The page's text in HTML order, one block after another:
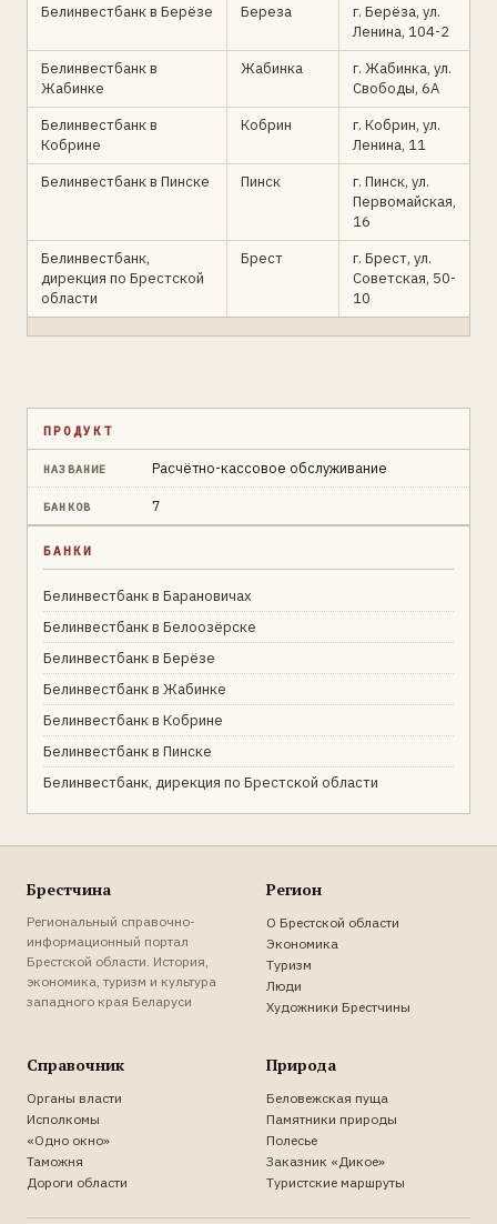
Белинвестбанк в Берёзе
Береза
г. Берёза, ул.
Ленина, 104-2
Белинвестбанк в
Жабинке
Жабинка
г. Жабинка, ул.
Свободы, 6А
Белинвестбанк в
Кобрине
Кобрин
г. Кобрин, ул.
Ленина, 11
Белинвестбанк в Пинске
Пинск
г. Пинск, ул.
Первомайская,
16
Белинвестбанк,
дирекция по Брестской
области
Брест
г. Брест, ул.
Советская, 50-
10
ПРОДУКТ
НАЗВАНИЕ Расчётно-кассовое обслуживание
БАНКОВ 7
БАНКИ
Белинвестбанк в Барановичах
Белинвестбанк в Белоозёрске
Белинвестбанк в Берёзе
Белинвестбанк в Жабинке
Белинвестбанк в Кобрине
Белинвестбанк в Пинске
Белинвестбанк, дирекция по Брестской области
Брестчина
Региональный справочно-
информационный портал
Брестской области. История,
экономика, туризм и культура
западного края Беларуси
Регион
О Брестской области
Экономика
Туризм
Люди
Художники Брестчины
Справочник
Органы власти
Исполкомы
«Одно окно»
Таможня
Дороги области
Природа
Беловежская пуща
Памятники природы
Полесье
Заказник «Дикое»
Туристские маршруты